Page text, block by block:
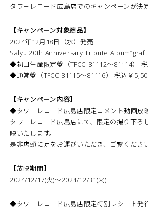
タワーレコード広島店でのキャンペーンが決
【キャンペーン対象商品】
2024年12月18日（水）発売
Salyu 20th Anniversary Tribute
◆初回生産限定盤（TFCC-81112～81114）
◆通常盤（TFCC-81115～81116） 税込￥
【キャンペーン内容】
◆タワーレコード広島店限定コメント動画放
タワーレコード広島店にて、限定の撮り下ろ
映いたします。
是非店頭に足をお運びいただき、ご覧くださ
【放映期間】
2024/12/17(火)～2024/12/31(火)
◆タワーレコード広島店限定特別レシート発